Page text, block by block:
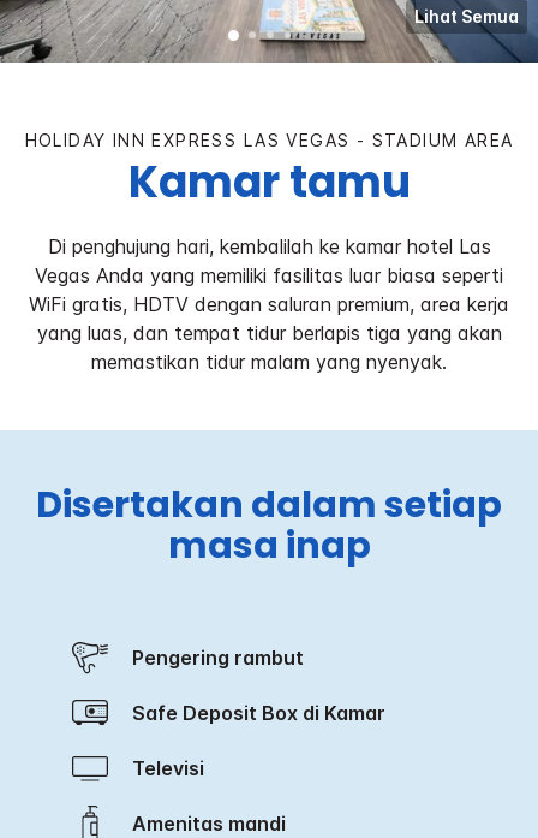
Lihat Semua
HOLIDAY INN EXPRESS LAS VEGAS - STADIUM AREA
Kamar tamu
Di penghujung hari, kembalilah ke kamar hotel Las
Vegas Anda yang memiliki fasilitas luar biasa seperti
WiFi gratis, HDTV dengan saluran premium, area kerja
yang luas, dan tempat tidur berlapis tiga yang akan
memastikan tidur malam yang nyenyak.
Disertakan dalam setiap
masa inap
Pengering rambut
Safe Deposit Box di Kamar
Televisi
Amenitas mandi